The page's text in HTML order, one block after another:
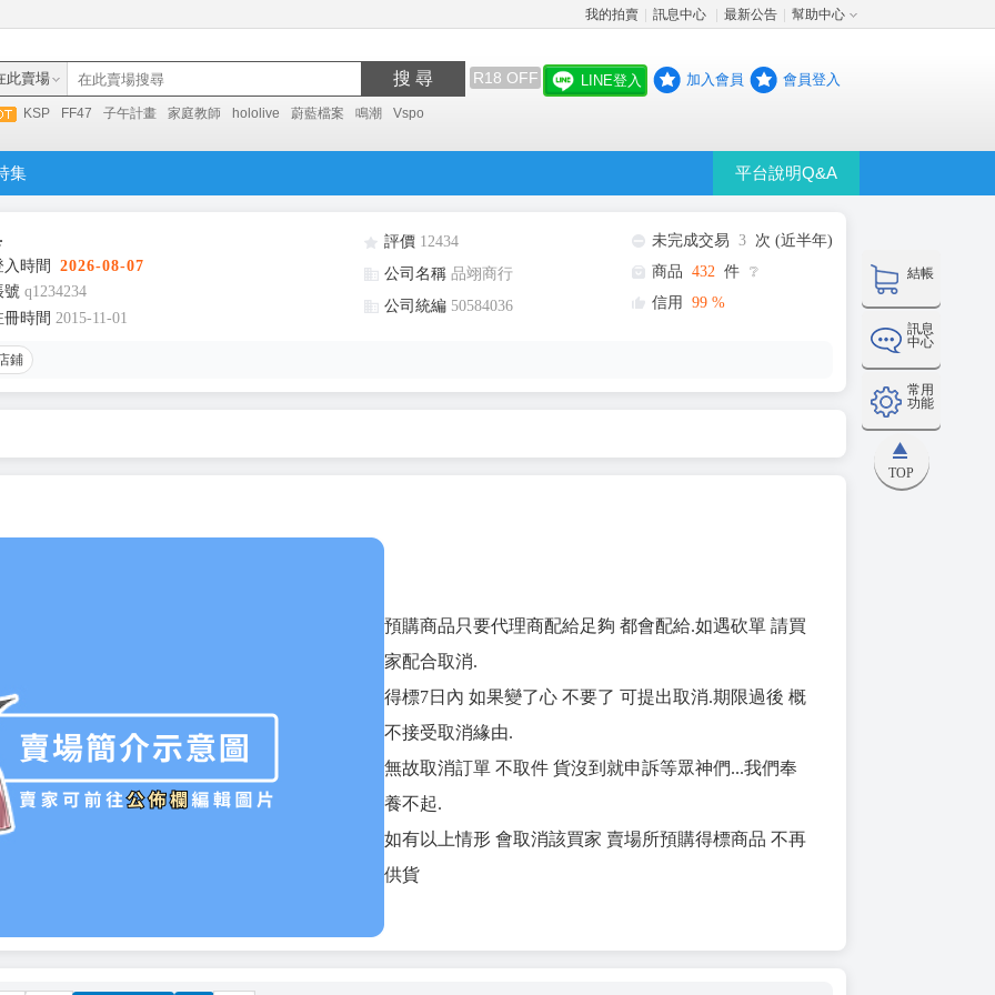
我的拍賣 訊息中心 最新公告 幫助中心
此賣場 搜 尋 R18 OFF
KSP FF47 子午計畫 家庭教師 hololive 蔚藍檔案 鳴潮 Vspo
LINE登入 加入會員 會員登入
集 平台說明Q&A
結帳
訊息
中心
常用
功能
TOP
時間
2026-08-07
號 q1234234
時間 2015-11-01
評價 12434
公司名稱 品翊商行
公司統編 50584036
未完成交易 3 次 (近半年)
商品 432 件 ❔
信用
99 %
鋪
預購商品只要代理商配給足夠 都會配給.如遇砍單 請買
家配合取消.
得標7日內 如果變了心 不要了 可提出取消.期限過後 概
不接受取消緣由.
無故取消訂單 不取件 貨沒到就申訴等眾神們...我們奉
養不起.
如有以上情形 會取消該買家 賣場所預購得標商品 不再
供貨